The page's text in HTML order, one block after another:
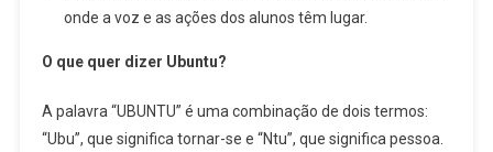
onde a voz e as ações dos alunos têm lugar.
O que quer dizer Ubuntu?
A palavra “UBUNTU” é uma combinação de dois termos:
“Ubu”, que significa tornar-se e “Ntu”, que significa pessoa.